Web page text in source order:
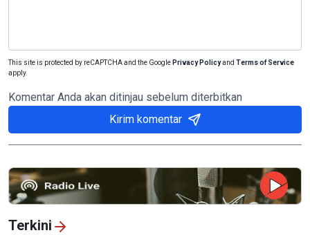
This site is protected by reCAPTCHA and the Google Privacy Policyand Terms of Service
apply.
Komentar Anda akan ditinjau sebelum diterbitkan
Kirim komentar
Terkini